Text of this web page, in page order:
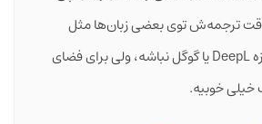
ترجمه‌ش توی بعضی زبان‌ها مثل
ژاپنی یا عربی به اندازه DeepL یا گوگل نباشه، ولی برای فضای
خیلی خوبیه.